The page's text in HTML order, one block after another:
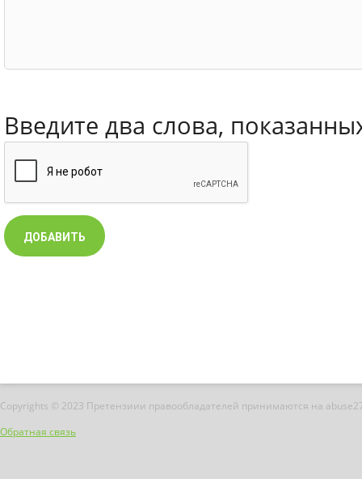
Введите два слова,
Copyrights © 2023 Претензиии правообладателей принимаются на
Обратная связь